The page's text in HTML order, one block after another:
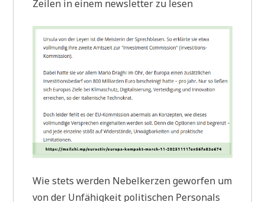
Zei­len in einem news­let­ter zu lesen
Wie stets wer­den Nebel­ker­zen gewor­fen um
von der Unfä­hig­keit poli­ti­schen Per­so­nals